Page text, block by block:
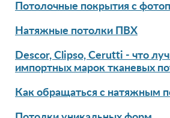
Потолочные покрытия с
Натяжные потолки ПВХ
Descor, Clipso, Cerutti - что
импортных марок тканевых
Как обращаться с натяжным